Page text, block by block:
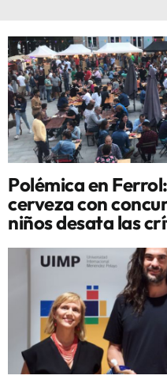
Polémica en
cerveza con
niños desata las